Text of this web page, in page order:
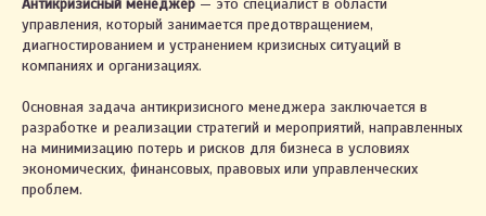
Антикризисный менеджер — это специалист в области
управления, который занимается предотвращением,
диагностированием и устранением кризисных ситуаций в
компаниях и организациях.
Основная задача антикризисного менеджера заключается в
разработке и реализации стратегий и мероприятий, направленных
на минимизацию потерь и рисков для бизнеса в условиях
экономических, финансовых, правовых или управленческих
проблем.